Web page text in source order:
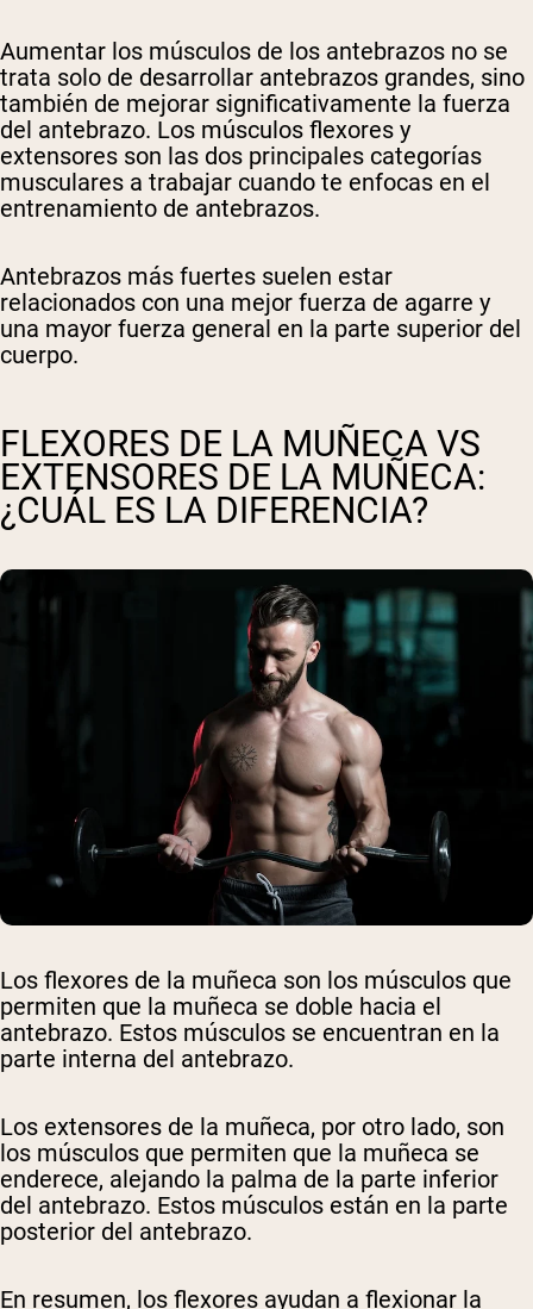
Aumentar los músculos de los antebrazos no se
trata solo de desarrollar antebrazos grandes, sino
también de mejorar significativamente la fuerza
del antebrazo. Los músculos flexores y
extensores son las dos principales categorías
musculares a trabajar cuando te enfocas en el
entrenamiento de antebrazos.
Antebrazos más fuertes suelen estar
relacionados con una mejor fuerza de agarre y
una mayor fuerza general en la parte superior del
cuerpo.
FLEXORES DE LA MUÑECA VS
EXTENSORES DE LA MUÑECA:
¿CUÁL ES LA DIFERENCIA?
Los flexores de la muñeca son los músculos que
permiten que la muñeca se doble hacia el
antebrazo. Estos músculos se encuentran en la
parte interna del antebrazo.
Los extensores de la muñeca, por otro lado, son
los músculos que permiten que la muñeca se
enderece, alejando la palma de la parte inferior
del antebrazo. Estos músculos están en la parte
posterior del antebrazo.
En resumen, los flexores ayudan a flexionar la